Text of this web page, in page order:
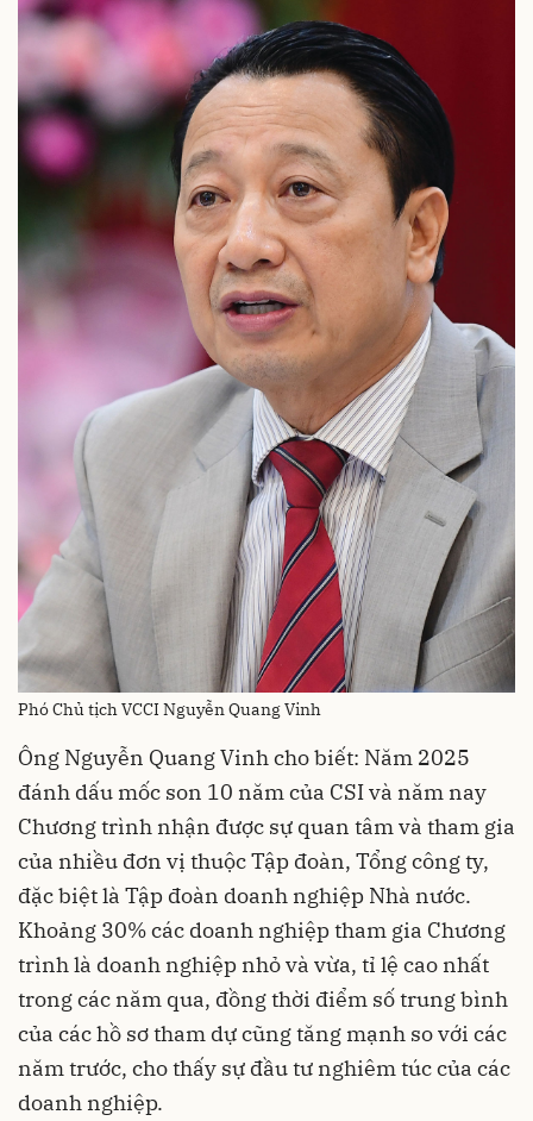
Phó Chủ tịch VCCI Nguyễn Quang Vinh
Ông Nguyễn Quang Vinh cho biết: Năm 2025
đánh dấu mốc son 10 năm của CSI và năm nay
Chương trình nhận được sự quan tâm và tham gia
của nhiều đơn vị thuộc Tập đoàn, Tổng công ty,
đặc biệt là Tập đoàn doanh nghiệp Nhà nước.
Khoảng 30% các doanh nghiệp tham gia Chương
trình là doanh nghiệp nhỏ và vừa, tỉ lệ cao nhất
trong các năm qua, đồng thời điểm số trung bình
của các hồ sơ tham dự cũng tăng mạnh so với các
năm trước, cho thấy sự đầu tư nghiêm túc của các
doanh nghiệp.